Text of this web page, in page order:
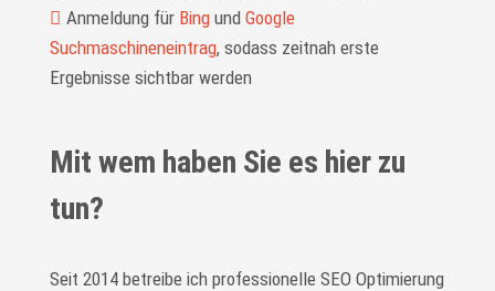
Anmeldung für Bingund Google
Suchmaschineneintrag, sodass zeitnah erste
Ergebnisse sichtbar werden
Mit wem haben Sie es hier zu
tun?
Seit 2014 betreibe ich professionelle SEO Optimierung